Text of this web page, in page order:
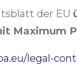
der EU
Maximum
legal-